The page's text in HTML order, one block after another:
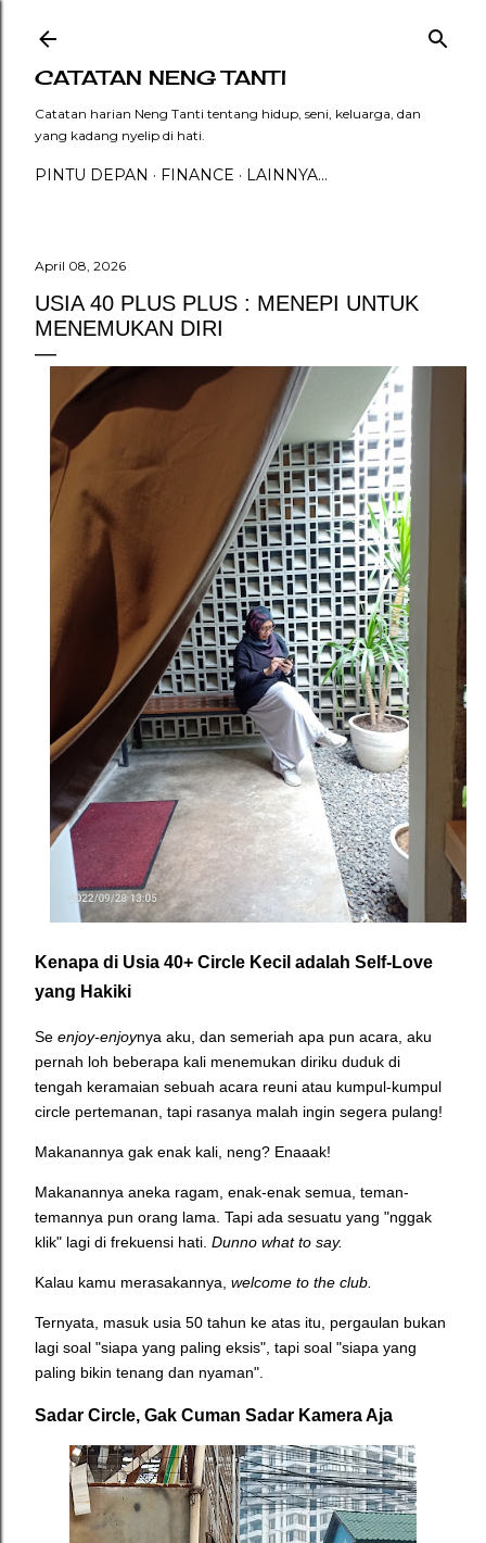
CATATAN NENG TANTI
Catatan harian Neng Tanti tentang hidup, seni, keluarga, dan
yang kadang nyelip di hati.
PINTU DEPAN FINANCE LAINNYA…
April 08, 2026
USIA 40 PLUS PLUS : MENEPI UNTUK
MENEMUKAN DIRI
Kenapa di Usia 40+ Circle Kecil adalah Self-Love
yang Hakiki
Se enjoy-enjoynya aku, dan semeriah apa pun acara, aku
pernah loh beberapa kali menemukan diriku duduk di
tengah keramaian sebuah acara reuni atau kumpul-kumpul
circle pertemanan, tapi rasanya malah ingin segera pulang!
Makanannya gak enak kali, neng? Enaaak!
Makanannya aneka ragam, enak-enak semua, teman-
temannya pun orang lama. Tapi ada sesuatu yang "nggak
klik" lagi di frekuensi hati. Dunno what to say.
Kalau kamu merasakannya, welcome to the club.
Ternyata, masuk usia 50 tahun ke atas itu, pergaulan bukan
lagi soal "siapa yang paling eksis", tapi soal "siapa yang
paling bikin tenang dan nyaman".
Sadar Circle, Gak Cuman Sadar Kamera Aja